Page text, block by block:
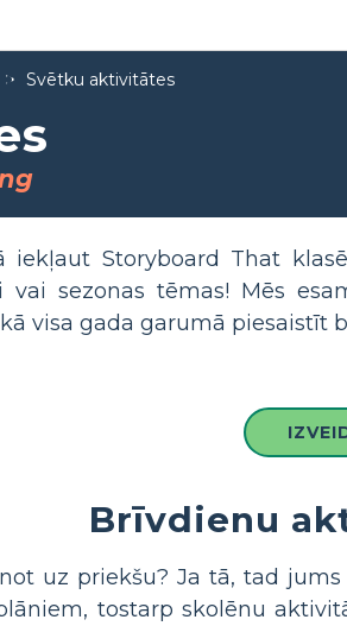
Svētku aktivitātes
iekļaut Storyboard That
vai sezonas tēmas! Mēs
visa gada garumā piesaistīt
Brīvdienu
uz priekšu? Ja tā, tad
tostarp skolēnu